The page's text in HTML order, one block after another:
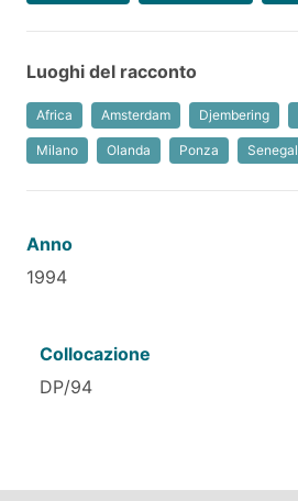
Luoghi del racconto
Africa Amsterdam Djembering
Milano Olanda Ponza Senegal
Anno
1994
Collocazione
DP/94